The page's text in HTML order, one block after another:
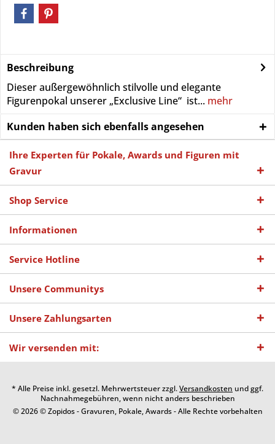
Beschreibung
Dieser außergewöhnlich stilvolle und elegante
Figurenpokal unserer „Exclusive Line“ ist... mehr
Kunden haben sich ebenfalls angesehen
Ihre Experten für Pokale, Awards und Figuren mit
Gravur
Shop Service
Informationen
Service Hotline
Unsere Communitys
Unsere Zahlungsarten
Wir versenden mit:
* Alle Preise inkl. gesetzl. Mehrwertsteuer zzgl.Versandkosten und ggf.
Nachnahmegebühren, wenn nicht anders beschrieben
© 2026 © Zopidos - Gravuren, Pokale, Awards - Alle Rechte vorbehalten